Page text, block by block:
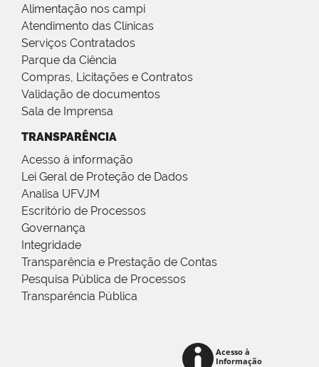
Alimentação nos campi
Atendimento das Clínicas
Serviços Contratados
Parque da Ciência
Compras, Licitações e Contratos
Validação de documentos
Sala de Imprensa
TRANSPARÊNCIA
Acesso à informação
Lei Geral de Proteção de Dados
Analisa UFVJM
Escritório de Processos
Governança
Integridade
Transparência e Prestação de Contas
Pesquisa Pública de Processos
Transparência Pública